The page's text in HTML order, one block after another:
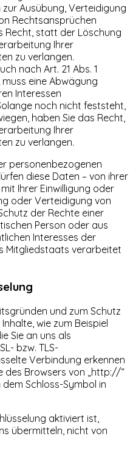
Ausübung, Verteidigung
Rechtsansprüchen
Recht, statt der Löschung
Ihrer
zu verlangen.
nach Art. 21 Abs. 1
eine Abwägung
Interessen
noch nicht feststeht,
haben Sie das Recht,
Ihrer
zu verlangen.
personenbezogenen
diese Daten – von ihrer
Ihrer Einwilligung oder
oder Verteidigung von
der Rechte einer
Person oder aus
Interesses der
Mitgliedstaats verarbeitet
und zum Schutz
wie zum Beispiel
Sie an uns als
bzw. TLS-
Verbindung erkennen
des Browsers von „http://“
Schloss-Symbol in
aktiviert ist,
übermitteln, nicht von